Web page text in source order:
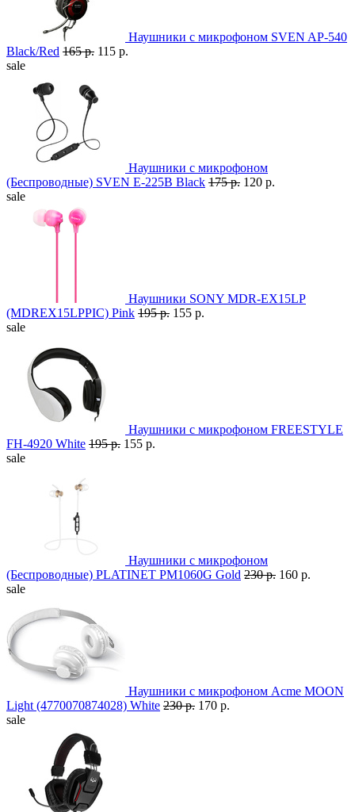
Наушники с микрофоном SVEN AP-540
Black/Red 165 р. 115 р.
sale
Наушники с микрофоном
(Беспроводные) SVEN E-225B Black 175 р. 120 р.
sale
Наушники SONY MDR-EX15LP
(MDREX15LPPIC) Pink 195 р. 155 р.
sale
Наушники с микрофоном FREESTYLE
FH-4920 White 195 р. 155 р.
sale
Наушники с микрофоном
(Беспроводные) PLATINET PM1060G Gold 230 р. 160 р.
sale
Наушники с микрофоном Acme MOON
Light (4770070874028) White 230 р. 170 р.
sale